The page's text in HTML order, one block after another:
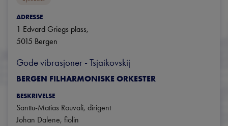
ADRESSE
1 Edvard Griegs plass,
5015 Bergen
Gode vibrasjoner - Tsjaikovskij
BERGEN FILHARMONISKE ORKESTER
BESKRIVELSE
Santtu-Matias Rouvali, dirigent
Johan Dalene, fiolin